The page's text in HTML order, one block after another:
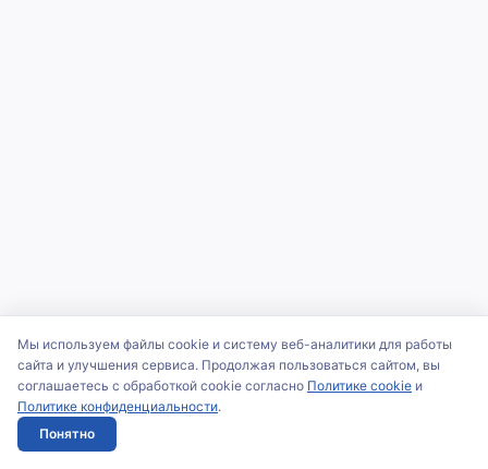
Мы используем файлы cookie и систему веб-аналитики для работы
сайта и улучшения сервиса. Продолжая пользоваться сайтом, вы
соглашаетесь с обработкой cookie согласно Политике cookie и
Политике конфиденциальности.
Понятно